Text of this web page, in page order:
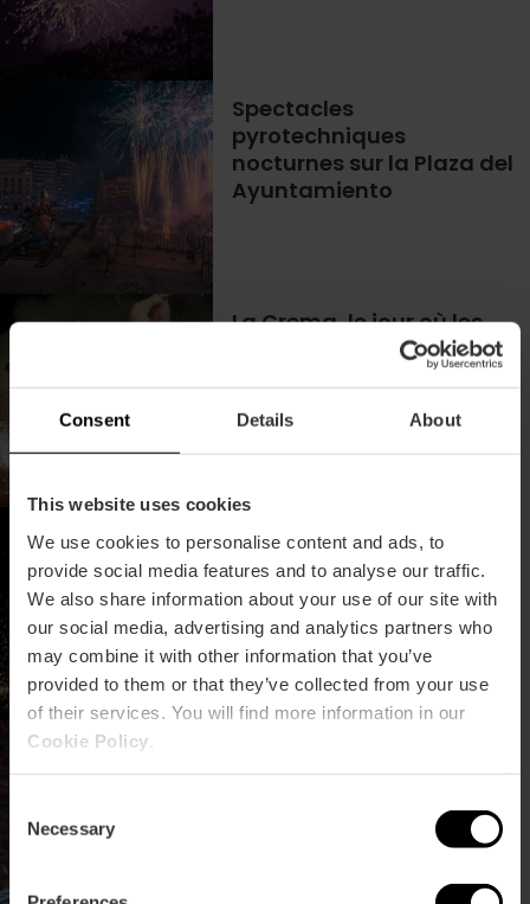
Consent Details About
This website uses cookies
We use cookies to personalise content and ads, to
provide social media features and to analyse our traffic.
We also share information about your use of our site with
our social media, advertising and analytics partners who
may combine it with other information that you’ve
provided to them or that they’ve collected from your use
of their services. You will find more information in our
Cookie Policy
Selection
Necessary
Spectacles
pyrotechniques
nocturnes sur la Plaza del
Ayuntamiento
La Crema, le jour où les
Fallas de Valencia sont
Le Défilé du feu est de
retour, un spectacle
unique
prix des Fallas